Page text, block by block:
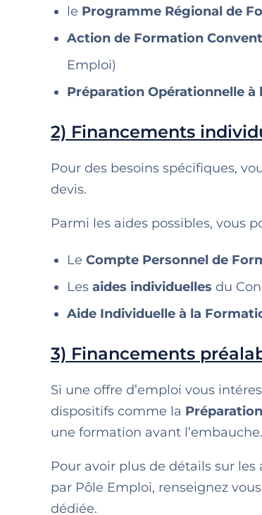
le Programme Régional de
Action de Formation
Emploi)
Préparation Opérationnelle à
2) Financements
Pour des besoins spécifiques,
devis.
Parmi les aides possibles, vous
LeCompte Personnel de
Lesaides individuellesdu
Aide Individuelle à la
3) Financements
Si une offre d’emploi vous
dispositifs comme la
une formation avant l’embauche.
Pour avoir plus de détails sur
par Pôle Emploi, renseignez
dédiée.